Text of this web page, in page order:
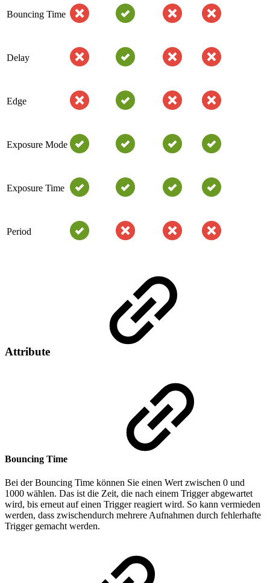
Bouncing Time
Delay
Edge
Exposure Mode
Exposure Time
Period
Attribute
Bouncing Time
Bei der Bouncing Time können Sie einen Wert zwischen 0 und
1000 wählen. Das ist die Zeit, die nach einem Trigger abgewartet
wird, bis erneut auf einen Trigger reagiert wird. So kann vermieden
werden, dass zwischendurch mehrere Aufnahmen durch fehlerhafte
Trigger gemacht werden.